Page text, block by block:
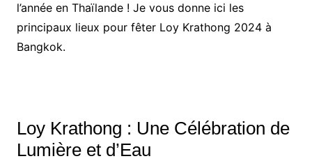
l’année en Thaïlande ! Je vous donne ici les
principaux lieux pour fêter Loy Krathong 2024 à
Bangkok.
Loy Krathong : Une Célébration de
Lumière et d’Eau